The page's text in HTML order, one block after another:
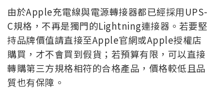
由於Apple充電線與電源轉接器都已經採用UPS-
C規格，不再是獨門的Lightning連接器。若要堅
持品牌價值請直接至Apple官網或Apple授權店
購買，才不會買到假貨；若預算有限，可以直接
轉購第三方規格相符的合格產品，價格較低且品
質也有保障。